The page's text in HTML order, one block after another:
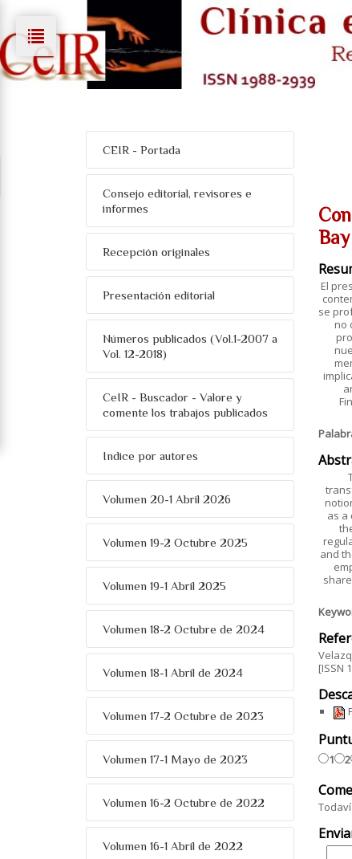
CEIR - Portada
Consejo editorial, revisores e
informes
Recepción originales
Presentación editorial
Números publicados (Vol.1-2007 a
Vol. 12-2018)
CeIR - Buscador - Valore y
comente los trabajos publicados
Indice por autores
Volumen 20-1 Abril 2026
Volumen 19-2 Octubre 2025
Volumen 19-1 Abril 2025
Volumen 18-2 Octubre de 2024
Volumen 18-1 Abril de 2024
Volumen 17-2 Octubre de 2023
Volumen 17-1 Mayo de 2023
Volumen 16-2 Octubre de 2022
Volumen 16-1 Abril de 2022
Bay
El
se
no
as a
and
[ISSN
1 2